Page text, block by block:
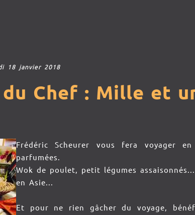
18 janvier 2018
du Chef : Mille et
Frédéric Scheurer vous fera voyager
parfumées.
Wok de poulet, petit légumes
en Asie...
Et pour ne rien gâcher du voyage,